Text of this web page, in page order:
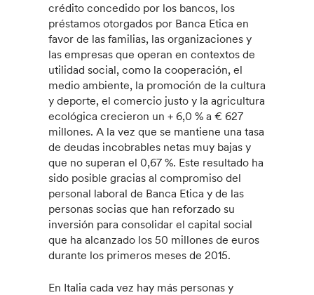
crédito concedido por los bancos, los
préstamos otorgados por Banca Etica en
favor de las familias, las organizaciones y
las empresas que operan en contextos de
utilidad social, como la cooperación, el
medio ambiente, la promoción de la cultura
y deporte, el comercio justo y la agricultura
ecológica crecieron un + 6,0 % a € 627
millones. A la vez que se mantiene una tasa
de deudas incobrables netas muy bajas y
que no superan el 0,67 %. Este resultado ha
sido posible gracias al compromiso del
personal laboral de Banca Etica y de las
personas socias que han reforzado su
inversión para consolidar el capital social
que ha alcanzado los 50 millones de euros
durante los primeros meses de 2015.
En Italia cada vez hay más personas y